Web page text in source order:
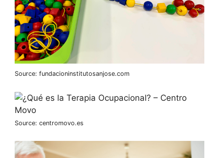
Source: fundacioninstitutosanjose.com
Source: centromovo.es